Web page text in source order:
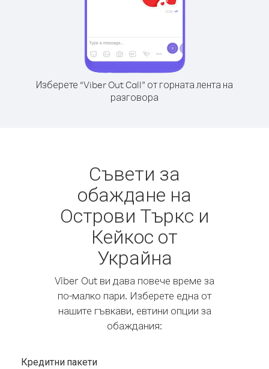
Изберете “Viber Out Call” от горната лента на
разговора
Съвети за
обаждане на
Острови Търкс и
Кейкос от
Украйна
Viber Out ви дава повече време за
по-малко пари. Изберете една от
нашите гъвкави, евтини опции за
обаждания:
Кредитни пакети